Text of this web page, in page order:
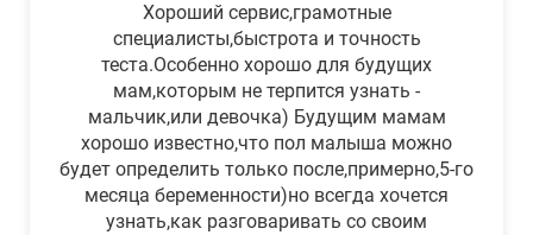
Хороший сервис,грамотные
специалисты,быстрота и точность
теста.Особенно хорошо для будущих
мам,которым не терпится узнать -
мальчик,или девочка) Будущим мамам
хорошо известно,что пол малыша можно
будет определить только после,примерно,5-го
месяца беременности)но всегда хочется
узнать,как разговаривать со своим